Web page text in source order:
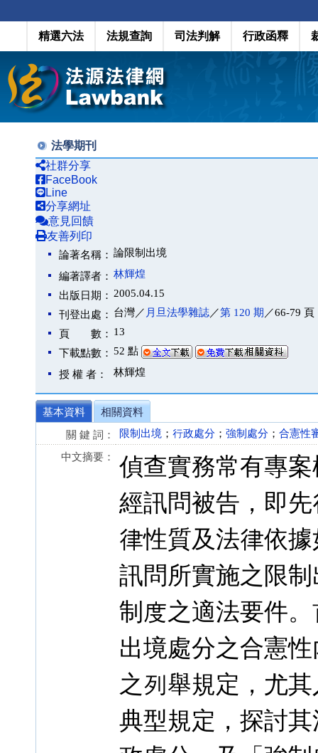
精選六法 法規查詢 司法判解 行政函釋
法學期刊
社群分享
FaceBook
Line
分享網址
意見回饋
友善列印
論著名稱： 論限制出境
編著譯者： 林輝煌
出版日期： 2005.04.15
刊登出處： 台灣／ 月旦法學雜誌／第 120 期 ／66-79 頁
頁 數： 13
下載點數： 52 點
授 權 者： 林輝煌
基本資料
相關資料
關 鍵 詞：
限制出境 ； 行政處分 ； 強制處分 ； 合憲性
中文摘要：
偵查實務常有專
經訊問被告，即
律性質及法律依
訊問所實施之限
制度之適法要件
出境處分之合憲
之列舉規定，尤
典型規定，探討